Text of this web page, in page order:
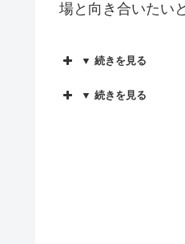
場と向き合いたい
▼ 続きを見る
▼ 続きを見る